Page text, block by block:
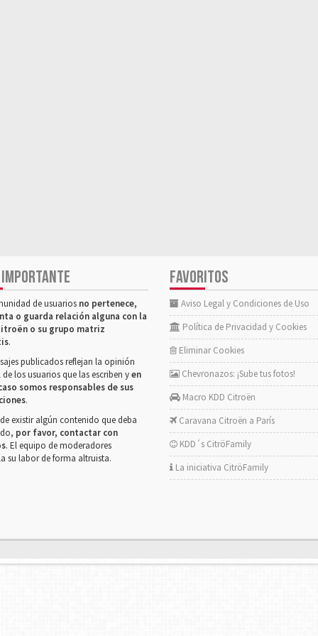
de usuarios no pertenece,
o guarda relación alguna con la
o su grupo matriz
.
publicados reflejan la opinión
los usuarios que las escriben yen
somos responsables de sus
.
existir algún contenido que deba
por favor, contactar con
. El equipo de moderadores
su labor de forma altruista.
FAVORITOS
Aviso Legal y Condiciones de Uso
Política de Privacidad y Cookies
Eliminar Cookies
Chevronazos: ¡Sube tus fotos!
Macro KDD Citroën
Caravana Citroën a París
KDD´s CitröFamily
La iniciativa CitröFamily